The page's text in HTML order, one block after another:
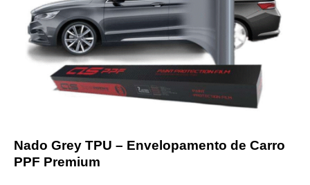
Nado Grey TPU – Envelopamento de Carro
PPF Premium